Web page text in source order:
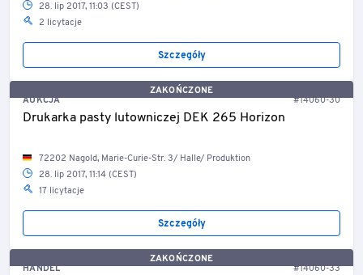
28. lip 2017, 11:03 (CEST)
2 licytacje
Szczegóły
ZAKOŃCZONE
AUKCJA
#14060-30
Drukarka pasty lutowniczej DEK 265 Horizon
72202 Nagold, Marie-Curie-Str. 3/ Halle/ Produktion
28. lip 2017, 11:14 (CEST)
17 licytacje
Szczegóły
ZAKOŃCZONE
HANDEL
#14060-33